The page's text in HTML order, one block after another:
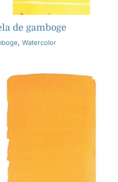
de gamboge
, Watercolor